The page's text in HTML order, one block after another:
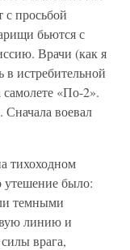
с просьбой
бьются с
Врачи (как я
истребительной
«По-2».
воевал
тихоходном
утешение было:
темными
линию и
врага,